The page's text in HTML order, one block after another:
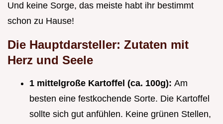
Und keine Sorge, das meiste habt ihr bestimmt
schon zu Hause!
Die Hauptdarsteller: Zutaten mit
Herz und Seele
1 mittelgroße Kartoffel (ca. 100g): Am
besten eine festkochende Sorte. Die Kartoffel
sollte sich gut anfühlen. Keine grünen Stellen,